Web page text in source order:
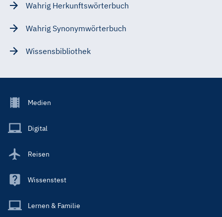
Wahrig Herkunftswörterbuch
Wahrig Synonymwörterbuch
Wissensbibliothek
Footer
Main
Medien
Digital
Reisen
Wissenstest
Lernen & Familie